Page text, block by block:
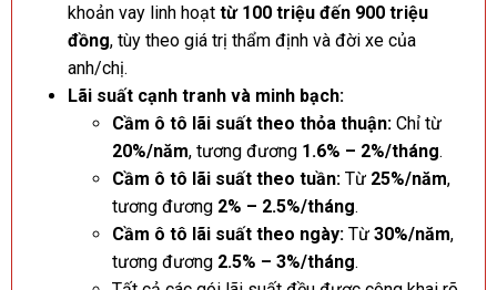
khoản vay linh hoạt từ 100 triệu đến 900 triệu
đồng, tùy theo giá trị thẩm định và đời xe của
anh/chị.
Lãi suất cạnh tranh và minh bạch:
Cầm ô tô lãi suất theo thỏa thuận: Chỉ từ
20%/năm, tương đương 1.6% – 2%/tháng.
Cầm ô tô lãi suất theo tuần: Từ 25%/năm,
tương đương 2% – 2.5%/tháng.
Cầm ô tô lãi suất theo ngày: Từ 30%/năm,
tương đương 2.5% – 3%/tháng.